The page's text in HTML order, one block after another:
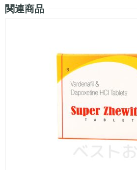
関連商品